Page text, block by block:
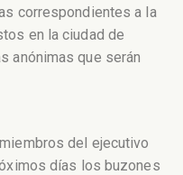
correspondientes a la
en la ciudad de
anónimas que serán
del ejecutivo
días los buzones